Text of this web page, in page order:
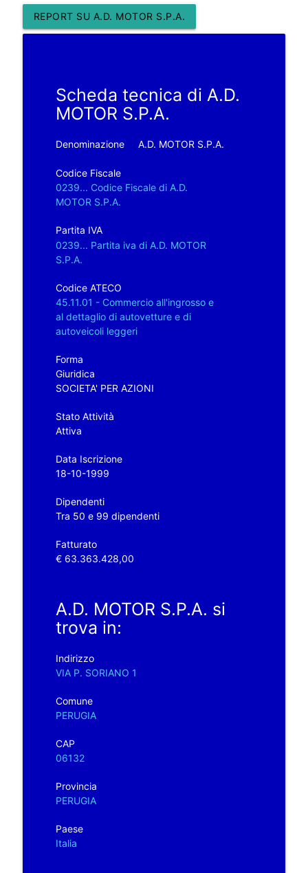
REPORT SU A.D. MOTOR S.P.A.
Scheda tecnica di A.D.
MOTOR S.P.A.
Denominazione A.D. MOTOR S.P.A.
Codice Fiscale
0239... Codice Fiscale di A.D.
MOTOR S.P.A.
Partita IVA
0239... Partita iva di A.D. MOTOR
S.P.A.
Codice ATECO
45.11.01 - Commercio all'ingrosso e
al dettaglio di autovetture e di
autoveicoli leggeri
Forma
Giuridica
SOCIETA' PER AZIONI
Stato Attività
Attiva
Data Iscrizione
18-10-1999
Dipendenti
Tra 50 e 99 dipendenti
Fatturato
€ 63.363.428,00
A.D. MOTOR S.P.A. si
trova in:
Indirizzo
VIA P. SORIANO 1
Comune
PERUGIA
CAP
06132
Provincia
PERUGIA
Paese
Italia